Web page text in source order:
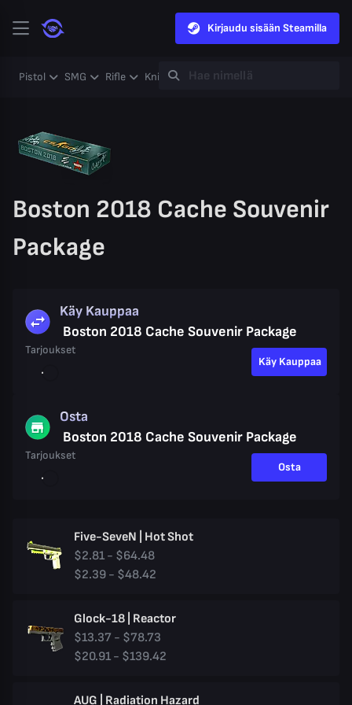
Kirjaudu sisään Steamilla
Pistol SMG Rifle Knife Gloves Heavy
Boston 2018 Cache Souvenir
Package
Käy Kauppaa
Boston 2018 Cache Souvenir Package
Tarjoukset
Käy Kauppaa
Osta
Boston 2018 Cache Souvenir Package
Tarjoukset
Osta
Five-SeveN | Hot Shot
$2.81 - $64.48
$2.39 - $48.42
Glock-18 | Reactor
$13.37 - $78.73
$20.91 - $139.42
AUG | Radiation Hazard